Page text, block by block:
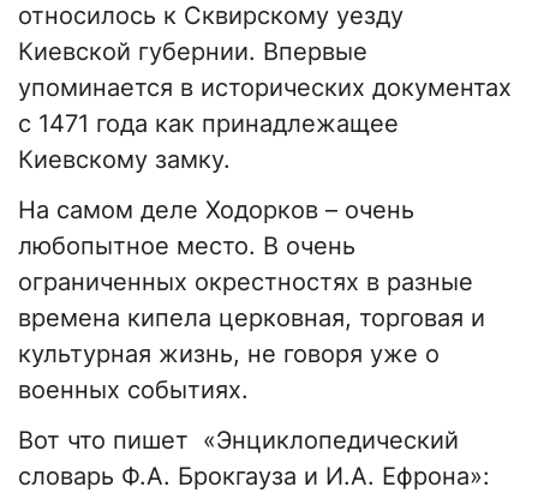
относилось к Сквирскому уезду
Киевской губернии. Впервые
упоминается в исторических документах
с 1471 года как принадлежащее
Киевскому замку.
На самом деле Ходорков – очень
любопытное место. В очень
ограниченных окрестностях в разные
времена кипела церковная, торговая и
культурная жизнь, не говоря уже о
военных событиях.
Вот что пишет «Энциклопедический
словарь Ф.А. Брокгауза и И.А. Ефрона»: